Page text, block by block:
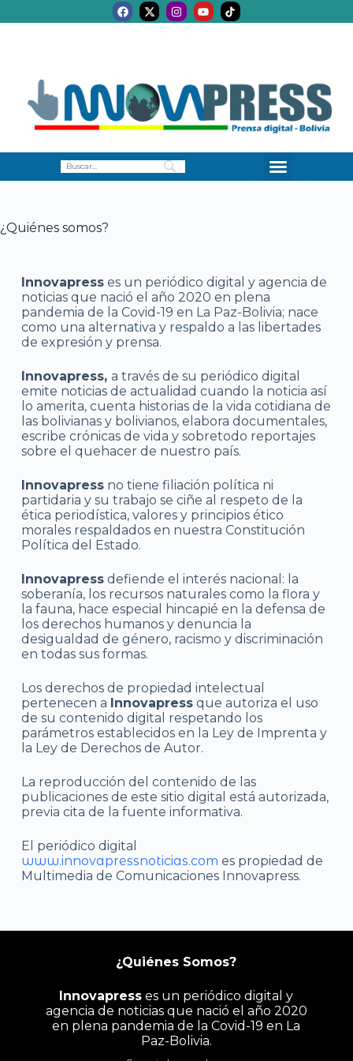
¿Quiénes somos?
Innovapresses un periódico digital y agencia de
noticias que nació el año 2020 en plena
pandemia de la Covid-19 en La Paz-Bolivia; nace
como una alternativa y respaldo a las libertades
de expresión y prensa.
Innovapress, a través de su periódico digital
emite noticias de actualidad cuando la noticia así
lo amerita, cuenta historias de la vida cotidiana de
las bolivianas y bolivianos, elabora documentales,
escribe crónicas de vida y sobretodo reportajes
sobre el quehacer de nuestro país.
Innovapressno tiene filiación política ni
partidaria y su trabajo se ciñe al respeto de la
ética periodística, valores y principios ético
morales respaldados en nuestra Constitución
Política del Estado.
Innovapressdefiende el interés nacional: la
soberanía, los recursos naturales como la flora y
la fauna, hace especial hincapié en la defensa de
los derechos humanos y denuncia la
desigualdad de género, racismo y discriminación
en todas sus formas.
Los derechos de propiedad intelectual
pertenecen a Innovapressque autoriza el uso
de su contenido digital respetando los
parámetros establecidos en la Ley de Imprenta y
la Ley de Derechos de Autor.
La reproducción del contenido de las
publicaciones de este sitio digital está autorizada,
previa cita de la fuente informativa.
El periódico digital
www.innovapressnoticias.com es propiedad de
Multimedia de Comunicaciones Innovapress.
¿Quiénes Somos?
Innovapress es un periódico digital y
agencia de noticias que nació el año 2020
en plena pandemia de la Covid-19 en La
Paz-Bolivia.